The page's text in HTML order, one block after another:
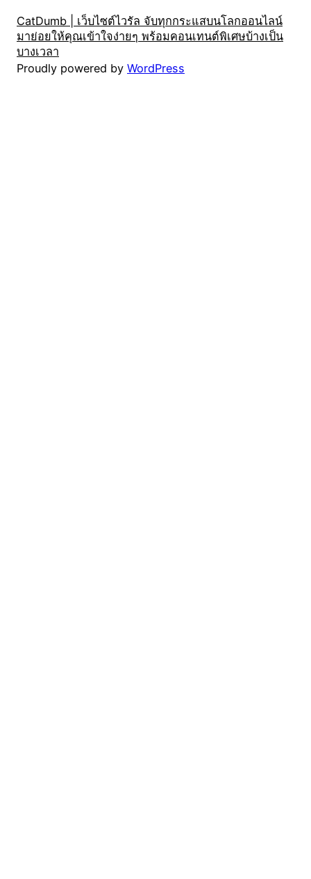
CatDumb | เว็บไซต์ไวรัล จับทุกกระแสบนโลกออนไลน์
มาย่อยให้คุณเข้าใจง่ายๆ พร้อมคอนเทนต์พิเศษบ้างเป็น
บางเวลา
Proudly powered by WordPress